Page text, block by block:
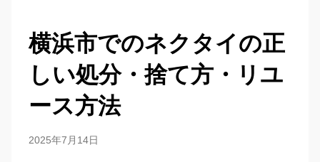
横浜市でのネクタイの正
しい処分・捨て方・リユ
ース方法
2025年7月14日